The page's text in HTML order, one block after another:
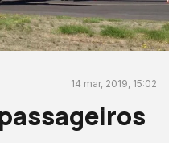
14 mar, 2019, 15:02